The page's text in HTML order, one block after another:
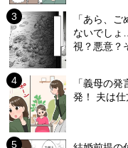
「あら、
ないでし
視？悪意？
「義母の
発！ 夫は